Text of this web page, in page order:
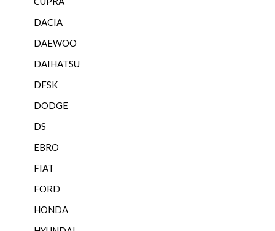
DACIA
DAEWOO
DAIHATSU
DFSK
DODGE
DS
EBRO
FIAT
FORD
HONDA